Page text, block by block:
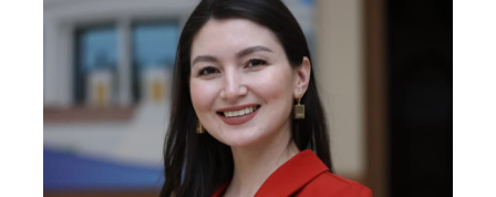
Выберите тему — затем появятся
конкретные вопросы:
1. Документы (бакалавр) (5)
3. Собеседование (бакалавр) (8)
4. Собеседование (магистр) (5)